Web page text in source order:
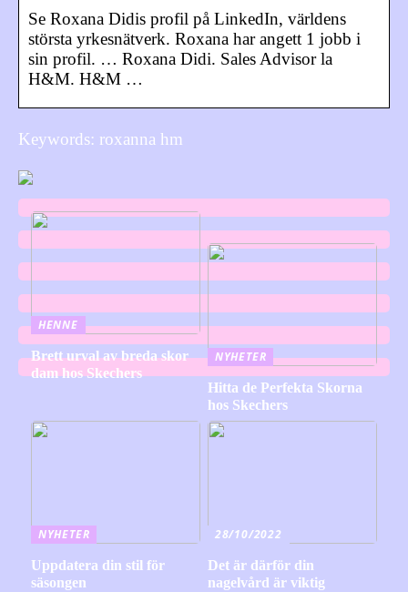
Se Roxana Didis profil på LinkedIn, världens
största yrkesnätverk. Roxana har angett 1 jobb i
sin profil. … Roxana Didi. Sales Advisor la
H&M. H&M …
Keywords: roxanna hm
HENNE
Brett urval av breda skor
dam hos Skechers
NYHETER
Hitta de Perfekta Skorna
hos Skechers
NYHETER
Uppdatera din stil för
säsongen
28/10/2022
Det är därför din
nagelvård är viktig